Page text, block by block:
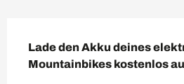
Lade den Akku deines
Mountainbikes kostenlos